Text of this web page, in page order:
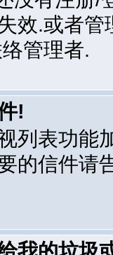
效.或者
管理者.
!
列表功能
的信件请